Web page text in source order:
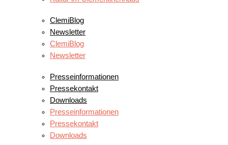
ClemiBlog
Newsletter
ClemiBlog
Newsletter
Presseinformationen
Pressekontakt
Downloads
Presseinformationen
Pressekontakt
Downloads